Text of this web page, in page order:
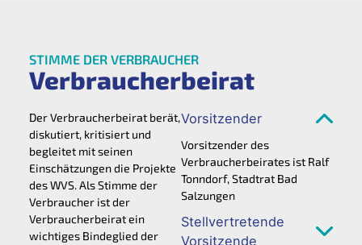
STIMME DER VERBRAUCHER
Verbraucherbeirat
Der Verbraucherbeirat berät,
diskutiert, kritisiert und
begleitet mit seinen
Einschätzungen die Projekte
des WVS. Als Stimme der
Verbraucher ist der
Verbraucherbeirat ein
wichtiges Bindeglied der
Vorsitzender
Vorsitzender des
Verbraucherbeirates ist Ralf
Tonndorf, Stadtrat Bad
Salzungen
Stellvertretende
Vorsitzende